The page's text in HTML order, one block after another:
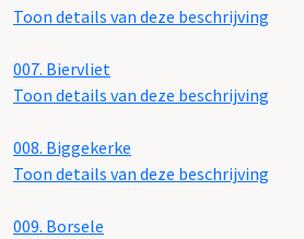
Toon details van deze beschrijving
007. Biervliet
Toon details van deze beschrijving
008. Biggekerke
Toon details van deze beschrijving
009. Borsele